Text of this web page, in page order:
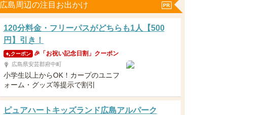
広島周辺の注目お出かけ
120分料金・フリーパスがどちらも1人【500
円】引き！
クーポン 🎉「お祝い記念日割」クーポン
広島県安芸郡府中町
小学生以上からOK！カープのユニフ
ォーム・グッズ等提示で割引
ピュアハートキッズランド広島アルパーク